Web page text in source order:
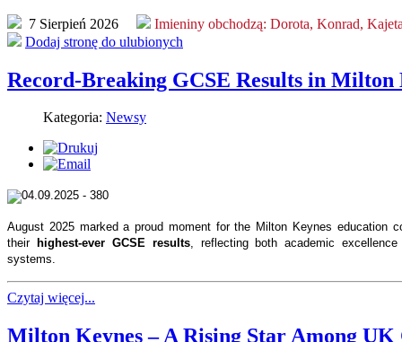
7 Sierpień 2026 Imieniny obchodzą: Dorota, Konrad,
Dodaj stronę do ulubionych
Record-Breaking GCSE Results in Milton
Kategoria: Newsy
August 2025 marked a proud moment for the Milton Keynes education
their highest-ever GCSE results, reflecting both academic
systems.
Czytaj więcej...
Milton Keynes – A Rising Star Among UK